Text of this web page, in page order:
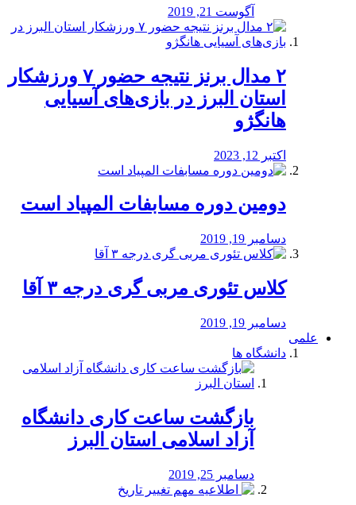
آگوست 21, 2019
۲ مدال برنز نتیجه حضور ۷ ورزشکار
استان البرز در بازی‌های آسیایی
هانگژو
اکتبر 12, 2023
دومین دوره مسابفات المپیاد است
دسامبر 19, 2019
کلاس تئوری مربی گری درجه ۳ آقا
دسامبر 19, 2019
علمی
دانشگاه ها
بازگشت ساعت کاری دانشگاه
آزاد اسلامی استان البرز
دسامبر 25, 2019